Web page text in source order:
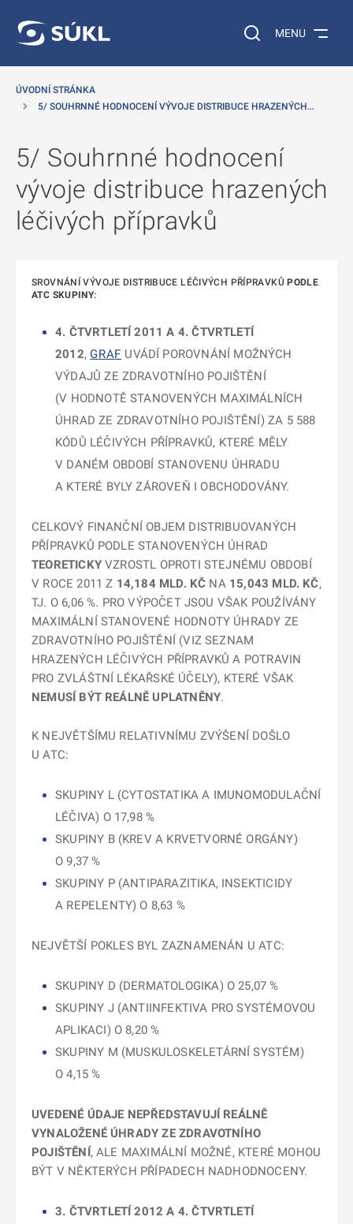
Vyhledávání na
MENU
ÚVODNÍ STRÁNKA
5/ SOUHRNNÉ HODNOCENÍ VÝVOJE DISTRIBUCE HRAZENÝCH…
5/ Souhrnné hodnocení
vývoje distribuce hrazených
léčivých přípravků
SROVNÁNÍ VÝVOJE DISTRIBUCE LÉČIVÝCH PŘÍPRAVKŮ PODLE
ATC SKUPINY:
4. ČTVRTLETÍ 2011 A 4. ČTVRTLETÍ
2012, GRAF UVÁDÍ POROVNÁNÍ MOŽNÝCH
VÝDAJŮ ZE ZDRAVOTNÍHO POJIŠTĚNÍ
(V HODNOTĚ STANOVENÝCH MAXIMÁLNÍCH
ÚHRAD ZE ZDRAVOTNÍHO POJIŠTĚNÍ) ZA 5 588
KÓDŮ LÉČIVÝCH PŘÍPRAVKŮ, KTERÉ MĚLY
V DANÉM OBDOBÍ STANOVENU ÚHRADU
A KTERÉ BYLY ZÁROVEŇ I OBCHODOVÁNY.
CELKOVÝ FINANČNÍ OBJEM DISTRIBUOVANÝCH
PŘÍPRAVKŮ PODLE STANOVENÝCH ÚHRAD
TEORETICKYVZROSTL OPROTI STEJNÉMU OBDOBÍ
V ROCE 2011 Z 14,184 MLD. KČ NA 15,043 MLD. KČ,
TJ. O 6,06 %. PRO VÝPOČET JSOU VŠAK POUŽÍVÁNY
MAXIMÁLNÍ STANOVENÉ HODNOTY ÚHRADY ZE
ZDRAVOTNÍHO POJIŠTĚNÍ (VIZ SEZNAM
HRAZENÝCH LÉČIVÝCH PŘÍPRAVKŮ A POTRAVIN
PRO ZVLÁŠTNÍ LÉKAŘSKÉ ÚČELY), KTERÉ VŠAK
NEMUSÍ BÝT REÁLNĚ UPLATNĚNY.
K NEJVĚTŠÍMU RELATIVNÍMU ZVÝŠENÍ DOŠLO
U ATC:
SKUPINY L (CYTOSTATIKA A IMUNOMODULAČNÍ
LÉČIVA) O 17,98 %
SKUPINY B (KREV A KRVETVORNÉ ORGÁNY)
O 9,37 %
SKUPINY P (ANTIPARAZITIKA, INSEKTICIDY
A REPELENTY) O 8,63 %
NEJVĚTŠÍ POKLES BYL ZAZNAMENÁN U ATC:
SKUPINY D (DERMATOLOGIKA) O 25,07 %
SKUPINY J (ANTIINFEKTIVA PRO SYSTÉMOVOU
APLIKACI) O 8,20 %
SKUPINY M (MUSKULOSKELETÁRNÍ SYSTÉM)
O 4,15 %
UVEDENÉ ÚDAJE NEPŘEDSTAVUJÍ REÁLNĚ
VYNALOŽENÉ ÚHRADY ZE ZDRAVOTNÍHO
POJIŠTĚNÍ, ALE MAXIMÁLNÍ MOŽNÉ, KTERÉ MOHOU
BÝT V NĚKTERÝCH PŘÍPADECH NADHODNOCENY.
3. ČTVRTLETÍ 2012 A 4. ČTVRTLETÍ